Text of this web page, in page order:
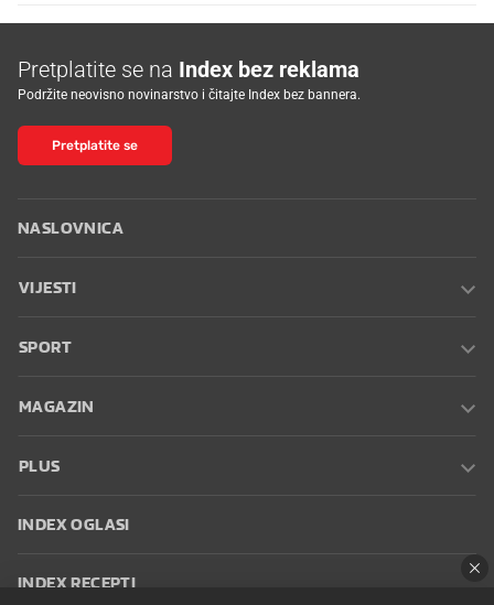
Pretplatite se na Index bez reklama
Podržite neovisno novinarstvo i čitajte Index bez bannera.
Pretplatite se
NASLOVNICA
VIJESTI
SPORT
MAGAZIN
PLUS
INDEX OGLASI
INDEX RECEPTI